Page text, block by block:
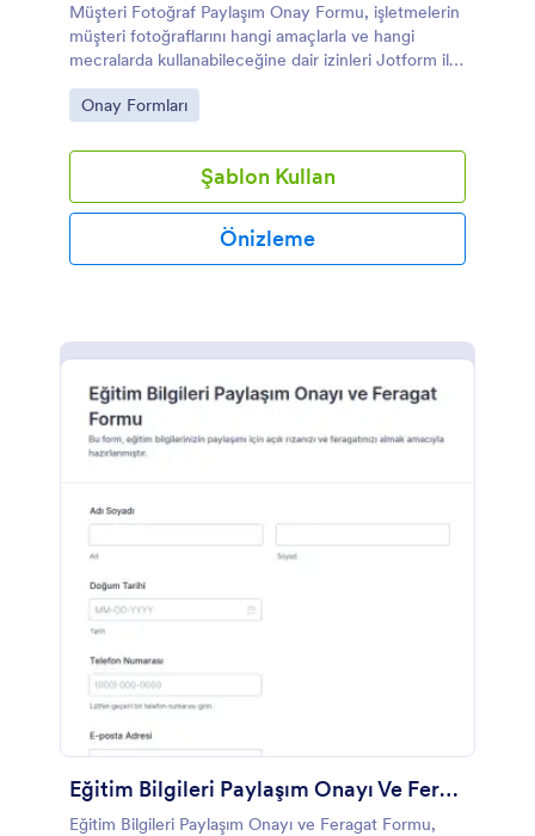
Müşteri Fotoğraf Paylaşım Onay Formu, işletmelerin
müşteri fotoğraflarını hangi amaçlarla ve hangi
mecralarda kullanabileceğine dair izinleri Jotform ile
çevrim içi veri toplama sürecine dönüştürmesine
yardımcı olur.
Go to Category:
Onay Formları
Şablon Kullan
Önizleme
Eğitim Bilgileri Paylaşım Onayı Ve Feragat Formu
Eğitim Bilgileri Paylaşım Onayı ve Feragat Formu,